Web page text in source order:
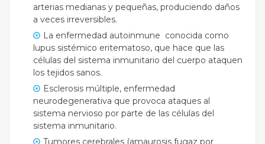
arterias medianas y pequeñas, produciendo daños
a veces irreversibles.
La enfermedad autoinmune conocida como
lupus sistémico eritematoso, que hace que las
células del sistema inmunitario del cuerpo ataquen
los tejidos sanos.
Esclerosis múltiple, enfermedad
neurodegenerativa que provoca ataques al
sistema nervioso por parte de las células del
sistema inmunitario.
Tumores cerebrales (amaurosis fugaz por